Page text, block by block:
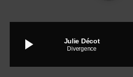
play_arrow Julie Décot
Divergence